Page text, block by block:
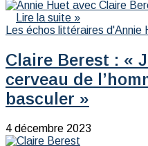
Lire la suite »
Les échos littéraires d'Annie
Claire Berest : «
cerveau de
basculer »
4 décembre 2023